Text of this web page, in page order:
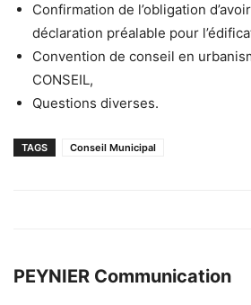
Confirmation de l’obligation
déclaration préalable pour
Convention de conseil en
CONSEIL,
Questions diverses.
TAGS Conseil Municipal
PEYNIER Communication